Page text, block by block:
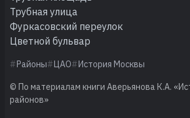
Трубная улица
Фуркасовский переулок
Цветной бульвар
Районы ЦАО История Москвы
© По материалам книги Аверьянова К.А.
районов»